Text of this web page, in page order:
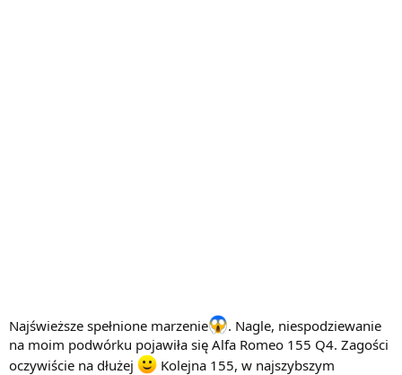
Najświeższe spełnione marzenie
. Nagle, niespodziewanie
na moim podwórku pojawiła się Alfa Romeo 155 Q4. Zagości
oczywiście na dłużej
Kolejna 155, w najszybszym